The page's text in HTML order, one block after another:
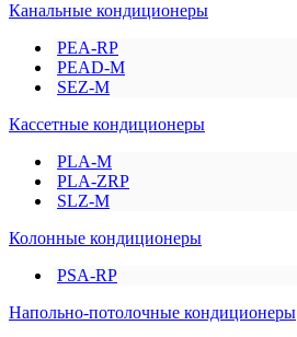
Канальные кондиционеры
PEA-RP
PEAD-M
SEZ-M
Кассетные кондиционеры
PLA-M
PLA-ZRP
SLZ-M
Колонные кондиционеры
PSA-RP
Напольно-потолочные кондиционеры